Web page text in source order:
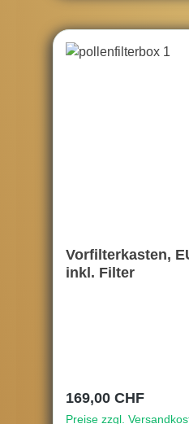
Vorfilterkasten,
inkl. Filter
Regulärer Preis:
169,00 CHF
Preise zzgl.